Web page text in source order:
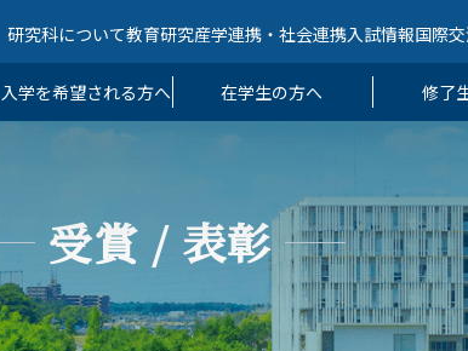
研究科について教育研究産学連携・社会連携入試情報国際
入学を希望される方へ 在学生の方へ 修了
受賞 / 表彰